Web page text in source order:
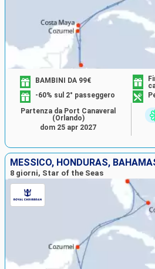
BAMBINI DA 99€
-60% sul 2° passeggero
Partenza da Port Canaveral
(Orlando)
dom 25 apr 2027
MESSICO, HONDURAS,
8 giorni, Star of the Seas